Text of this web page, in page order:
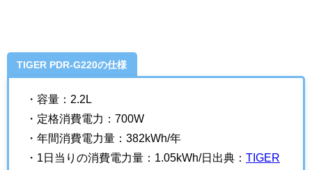
TIGER PDR-G220の仕様
・容量：2.2L
・定格消費電力：700W
・年間消費電力量：382kWh/年
・1日当りの消費電力量：1.05kWh/日出典： TIGER